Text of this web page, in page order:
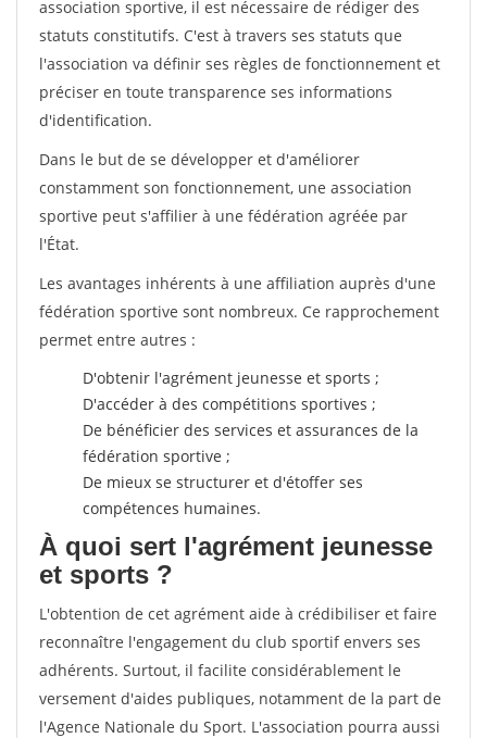
association sportive, il est nécessaire de rédiger des
statuts constitutifs. C'est à travers ses statuts que
l'association va définir ses règles de fonctionnement et
préciser en toute transparence ses informations
d'identification.
Dans le but de se développer et d'améliorer
constamment son fonctionnement, une association
sportive peut s'affilier à une fédération agréée par
l'État.
Les avantages inhérents à une affiliation auprès d'une
fédération sportive sont nombreux. Ce rapprochement
permet entre autres :
D'obtenir l'agrément jeunesse et sports ;
D'accéder à des compétitions sportives ;
De bénéficier des services et assurances de la
fédération sportive ;
De mieux se structurer et d'étoffer ses
compétences humaines.
À quoi sert l'agrément jeunesse
et sports ?
L'obtention de cet agrément aide à crédibiliser et faire
reconnaître l'engagement du club sportif envers ses
adhérents. Surtout, il facilite considérablement le
versement d'aides publiques, notamment de la part de
l'Agence Nationale du Sport. L'association pourra aussi